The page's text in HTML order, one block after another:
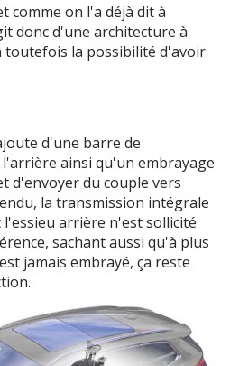
comme on l'a déjà dit à
donc d'une architecture à
toutefois la possibilité d'avoir
d'une barre de
ainsi qu'un embrayage
d'envoyer du couple vers
la transmission intégrale
arrière n'est sollicité
sachant aussi qu'à plus
jamais embrayé, ça reste